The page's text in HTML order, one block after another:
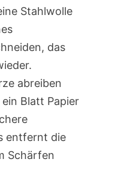
Stahlwolle
das
abreiben
Blatt Papier
entfernt die
Schärfen